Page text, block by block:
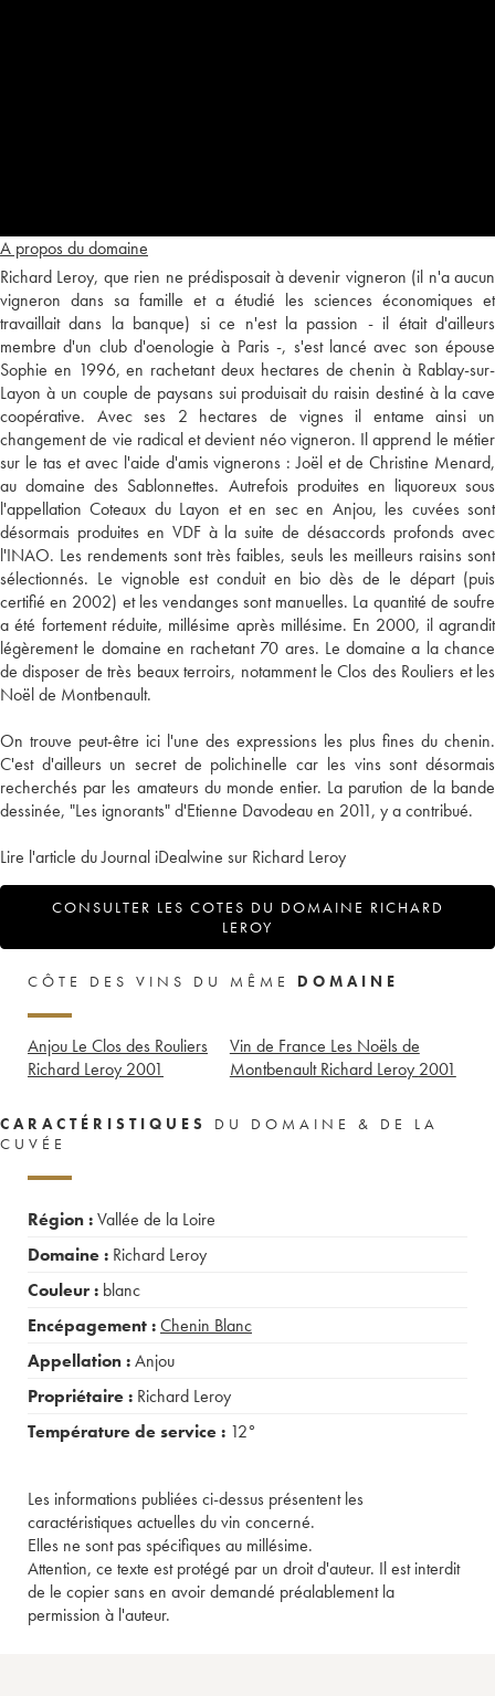
A propos du domaine
Richard Leroy, que rien ne prédisposait à devenir vigneron (il n'a aucun
vigneron dans sa famille et a étudié les sciences économiques et
travaillait dans la banque) si ce n'est la passion - il était d'ailleurs
membre d'un club d'oenologie à Paris -, s'est lancé avec son épouse
Sophie en 1996, en rachetant deux hectares de chenin à Rablay-sur-
Layon à un couple de paysans sui produisait du raisin destiné à la cave
coopérative. Avec ses 2 hectares de vignes il entame ainsi un
changement de vie radical et devient néo vigneron. Il apprend le métier
sur le tas et avec l'aide d'amis vignerons : Joël et de Christine Menard,
au domaine des Sablonnettes. Autrefois produites en liquoreux sous
l'appellation Coteaux du Layon et en sec en Anjou, les cuvées sont
désormais produites en VDF à la suite de désaccords profonds avec
l'INAO. Les rendements sont très faibles, seuls les meilleurs raisins sont
sélectionnés. Le vignoble est conduit en bio dès de le départ (puis
certifié en 2002) et les vendanges sont manuelles. La quantité de soufre
a été fortement réduite, millésime après millésime. En 2000, il agrandit
légèrement le domaine en rachetant 70 ares. Le domaine a la chance
de disposer de très beaux terroirs, notamment le Clos des Rouliers et les
Noël de Montbenault.
On trouve peut-être ici l'une des expressions les plus fines du chenin.
C'est d'ailleurs un secret de polichinelle car les vins sont désormais
recherchés par les amateurs du monde entier. La parution de la bande
dessinée, "Les ignorants" d'Etienne Davodeau en 2011, y a contribué.
Lire l'article du Journal iDealwine sur Richard Leroy
CONSULTER LES COTES DU DOMAINE RICHARD
LEROY
CÔTE DES VINS DU MÊME DOMAINE
Anjou Le Clos des Rouliers
Richard Leroy 2001
Vin de France Les Noëls de
Montbenault Richard Leroy 2001
CARACTÉRISTIQUES
DU DOMAINE & DE LA
CUVÉE
Région :Vallée de la Loire
Domaine : Richard Leroy
Couleur : blanc
Encépagement :Chenin Blanc
Appellation :Anjou
Propriétaire : Richard Leroy
Température de service : 12°
Les informations publiées ci-dessus présentent les
caractéristiques actuelles du vin concerné.
Elles ne sont pas spécifiques au millésime.
Attention, ce texte est protégé par un droit d'auteur. Il est interdit
de le copier sans en avoir demandé préalablement la
permission à l'auteur.